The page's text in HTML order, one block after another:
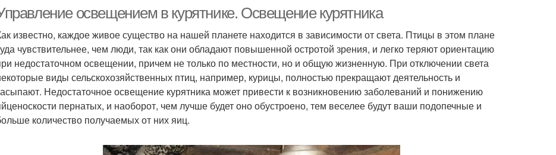
освещением в курятнике. Освещение курятника
известно, каждое живое существо на нашей планете находится в зависимости от света. Птицы в этом плане
чувствительнее, чем люди, так как они обладают повышенной остротой зрения, и легко теряют ориентацию
недостаточном освещении, причем не только по местности, но и общую жизненную. При отключении света
виды сельскохозяйственных птиц, например, курицы, полностью прекращают деятельность и
Недостаточное освещение курятника может привести к возникновению заболеваний и понижению
пернатых, и наоборот, чем лучше будет оно обустроено, тем веселее будут ваши подопечные и
количество получаемых от них яиц.